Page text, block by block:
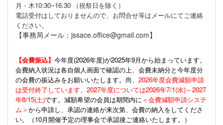
月・木10:30~16:30 （祝祭日を除く）
電話受付はしておりませんので、お問合せ等はメールにてご連絡
ください。
【事務局メール：jssace.office@gmail.com】
【会費振込】 今年度(2026年度)が2025年9月から始まっています。
会費納入状況は各自個人画面で確認の上、会費未納分と今年度分
の会費の振込みをお願いいたします。尚、 2026年度会費減額申請
は受付終了しています。2027年度については2026年7/1(水)～2027
年8/15(土)です。減額希望の会員は期間内に ＜会費減額申請システ
ム＞から申請し、承認の連絡が来次第、会費の納入をしてくださ
い。（10月開催予定の理事会で承認後ご連絡いたします。）